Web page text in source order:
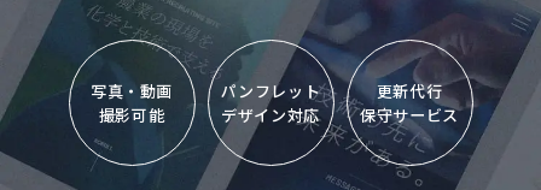
写真・動画
撮影可能
パンフレット
デザイン対応
更新代行
保守サービス